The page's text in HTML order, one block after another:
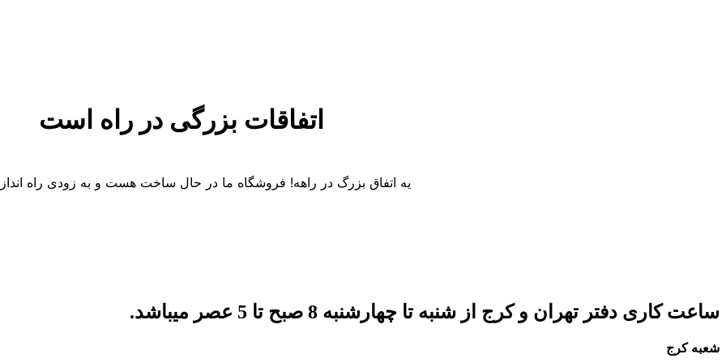
اتفاقات بزرگی در راه است
یه اتفاق بزرگ در راهه! فروشگاه ما در حال ساخت هست و به زودی راه
ساعت کاری دفتر تهران و کرج از شنبه تا چهارشنبه 8 صبح تا 5 عصر میباشد.
شعبه کرج